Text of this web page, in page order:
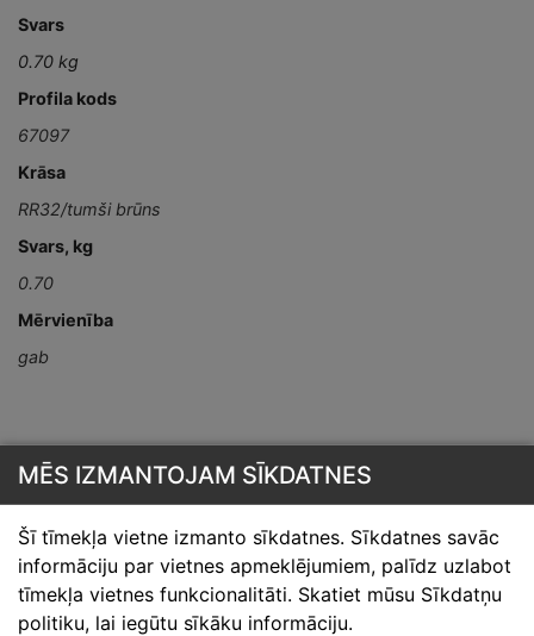
Svars
0.70 kg
Profila kods
67097
Krāsa
RR32/tumši brūns
Svars, kg
0.70
Mērvienība
gab
Skārdnieks M
Ofiss, ražošana, noliktava.
MĒS IZMANTOJAM SĪKDATNES
Šī tīmekļa vietne izmanto sīkdatnes. Sīkdatnes savāc
informāciju par vietnes apmeklējumiem, palīdz uzlabot
tīmekļa vietnes funkcionalitāti. Skatiet mūsu Sīkdatņu
politiku, lai iegūtu sīkāku informāciju.